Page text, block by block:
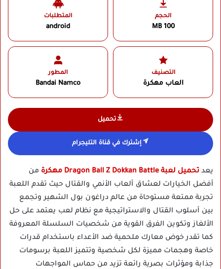
الحجم
100 MB
المتطلبات
android
التصنيف
العاب مهكرة
المطور
Bandai Namco
تحميل
إشترك في قناة التليجرام
يعد تحميل لعبة Dragon Ball Z Dokkan Battle مهكرة
من
أفضل الخيارات لعشاق ألعاب الأنمي والقتال حيث تقدم اللعبة
تجربة ممتعة مستوحاة من عالم دراغون بول الشهير وتجمع
بين أسلوب القتال والاستراتيجية مع نظام لعب يعتمد على حل
الألغاز وتكوين الفرق القوية من شخصيات السلسلة المعروفة
كما تقدر خوض معارك ملحمية ضد الأعداء باستخدام قدرات
خاصة وهجمات مميزة لكل شخصية وتتميز اللعبة برسومات
جذابة ومؤثرات بصرية رائعة تزيد من حماس المواجهات